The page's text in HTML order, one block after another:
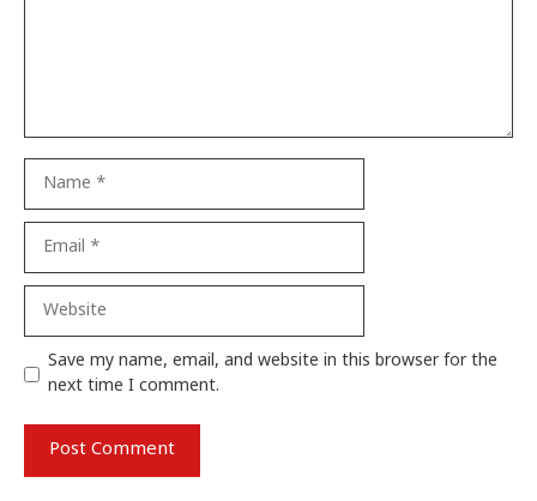
Website
Save my name, email, and website in this browser for the
next time I comment.